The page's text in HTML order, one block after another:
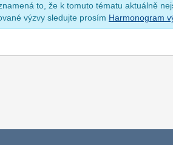
to, že k tomuto tématu aktuálně
výzvy sledujte prosím Harmonogram